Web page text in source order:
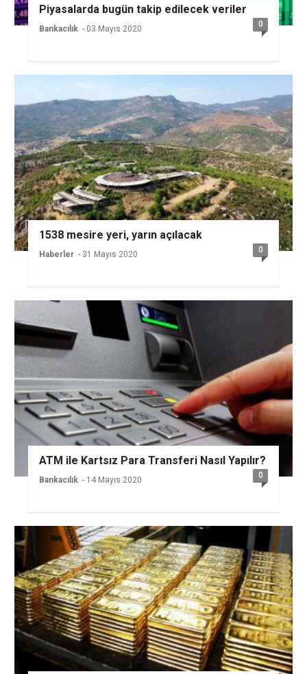
Piyasalarda bugün takip edilecek veriler
Bankacılık - 03 Mayıs 2020 0
1538 mesire yeri, yarın açılacak
Haberler - 31 Mayıs 2020 0
ATM ile Kartsız Para Transferi Nasıl Yapılır?
Bankacılık - 14 Mayıs 2020 0